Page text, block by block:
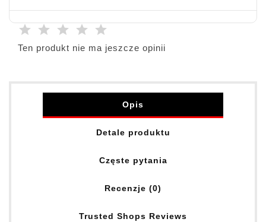
Ten produkt nie ma jeszcze opinii
Opis
Detale produktu
Częste pytania
Recenzje (0)
Trusted Shops Reviews